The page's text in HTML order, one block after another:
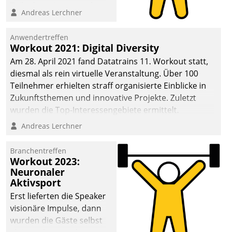
Teilnehmer kurzweilige
Cloud-Strategien und -
Lösungen mit hohem
Zukunftspotenzial.
Andreas Lerchner
Anwendertreffen
Workout 2021: Digital Diversity
Am 28. April 2021 fand Datatrains 11. Workout statt,
diesmal als rein virtuelle Veranstaltung. Über 100
Teilnehmer erhielten straff organisierte Einblicke in
Zukunftsthemen und innovative Projekte. Zuletzt
wurden die Top-Interessengebiete ermittelt.
Andreas Lerchner
Branchentreffen
Workout 2023:
Neuronaler
Aktivsport
Erst lieferten die Speaker
visionäre Impulse, dann
wurden die Gäste selbst